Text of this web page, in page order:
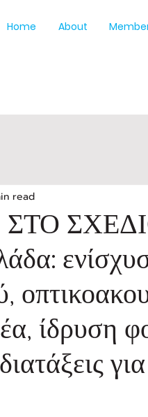
Home About
ΣΤΟ
ίδρυση
read